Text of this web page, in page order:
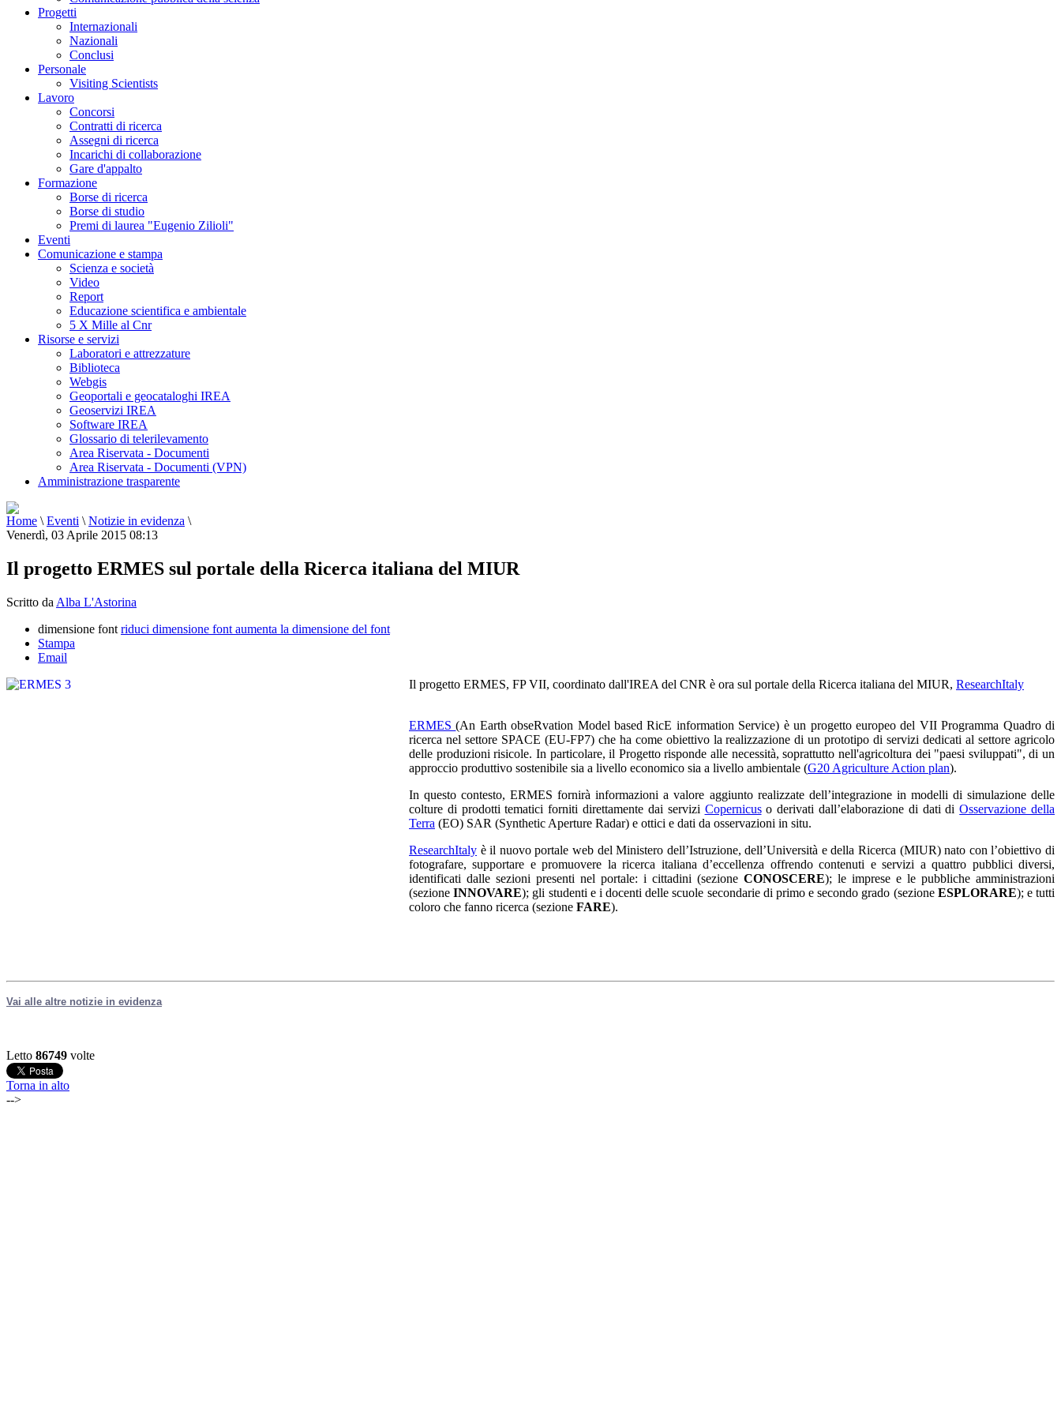
Progetti
Internazionali
Nazionali
Conclusi
Personale
Visiting Scientists
Lavoro
Concorsi
Contratti di ricerca
Assegni di ricerca
Incarichi di collaborazione
Gare d'appalto
Formazione
Borse di ricerca
Borse di studio
Premi di laurea "Eugenio Zilioli"
Eventi
Comunicazione e stampa
Scienza e società
Video
Report
Educazione scientifica e ambientale
5 X Mille al Cnr
Risorse e servizi
Laboratori e attrezzature
Biblioteca
Webgis
Geoportali e geocataloghi IREA
Geoservizi IREA
Software IREA
Glossario di telerilevamento
Area Riservata - Documenti
Area Riservata - Documenti (VPN)
Amministrazione trasparente
Home \ Eventi \ Notizie in evidenza \
Venerdì, 03 Aprile 2015 08:13
Il progetto ERMES sul portale della Ricerca italiana del MIUR
Scritto da Alba L'Astorina
dimensione font riduci dimensione font aumenta la dimensione del font
Stampa
Email
Il progetto ERMES, FP VII, coordinato dall'IREA del CNR è ora sul portale della Ricerca italiana del MIUR, ResearchItaly
ERMES(An Earth obseRvation Model based RicE information Service) è un progetto europeo del VII Programma Quadro di
ricerca nel settore SPACE (EU-FP7) che ha come obiettivo la realizzazione di un prototipo di servizi dedicati al settore agricolo
delle produzioni risicole. In particolare, il Progetto risponde alle necessità, soprattutto nell'agricoltura dei "paesi sviluppati", di un
approccio produttivo sostenibile sia a livello economico sia a livello ambientale (G20 Agriculture Action plan).
In questo contesto, ERMES fornirà informazioni a valore aggiunto realizzate dell’integrazione in modelli di simulazione delle
colture di prodotti tematici forniti direttamente dai servizi Copernicuso derivati dall’elaborazione di dati diOsservazione della
Terra (EO) SAR (Synthetic Aperture Radar) e ottici e dati da osservazioni in situ.
ResearchItaly è il nuovo portale web del Ministero dell’Istruzione, dell’Università e della Ricerca (MIUR) nato con l’obiettivo di
fotografare, supportare e promuovere la ricerca italiana d’eccellenza offrendo contenuti e servizi a quattro pubblici diversi,
identificati dalle sezioni presenti nel portale: i cittadini (sezione CONOSCERE); le imprese e le pubbliche amministrazioni
(sezioneINNOVARE); gli studenti e i docenti delle scuole secondarie di primo e secondo grado (sezione ESPLORARE); e tutti
coloro che fanno ricerca (sezione FARE).
Vai alle altre notizie in evidenza
Letto 86749 volte
Torna in alto
-->